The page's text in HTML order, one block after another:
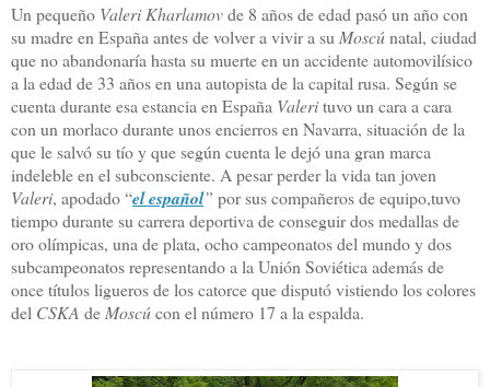
Un pequeño Valeri Kharlamovde 8 años de edad pasó un año con
su madre en España antes de volver a vivir a su Moscúnatal, ciudad
que no abandonaría hasta su muerte en un accidente automovilísico
a la edad de 33 años en una autopista de la capital rusa. Según se
cuenta durante esa estancia en España Valerituvo un cara a cara
con un morlaco durante unos encierros en Navarra, situación de la
que le salvó su tío y que según cuenta le dejó una gran marca
indeleble en el subconsciente. A pesar perder la vida tan joven
Valeri, apodado “el español” por sus compañeros de equipo,tuvo
tiempo durante su carrera deportiva de conseguir dos medallas de
oro olímpicas, una de plata, ocho campeonatos del mundo y dos
subcampeonatos representando a la Unión Soviética además de
once títulos ligueros de los catorce que disputó vistiendo los colores
del CSKA de Moscúcon el número 17 a la espalda.